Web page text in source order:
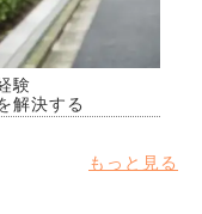
験
解決する
もっと見る